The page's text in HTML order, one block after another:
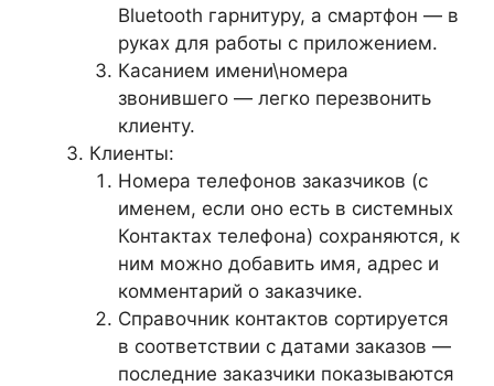
Bluetooth гарнитуру, а смартфон — в
руках для работы с приложением.
Касанием имени\номера
звонившего — легко перезвонить
клиенту.
Клиенты:
Номера телефонов заказчиков (с
именем, если оно есть в системных
Контактах телефона) сохраняются, к
ним можно добавить имя, адрес и
комментарий о заказчике.
Справочник контактов сортируется
в соответствии с датами заказов —
последние заказчики показываются